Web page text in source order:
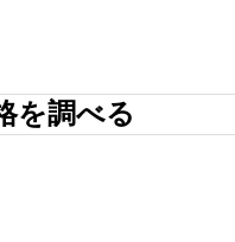
を調べる